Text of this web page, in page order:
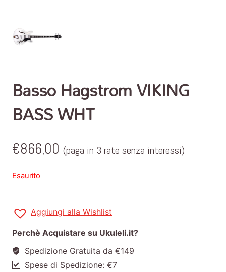
Basso Hagstrom VIKING
BASS WHT
€866,00 (paga in 3 rate senza interessi)
Esaurito
Aggiungi alla Wishlist
Perchè Acquistare su Ukuleli.it?
Spedizione Gratuita da €149
Spese di Spedizione: €7